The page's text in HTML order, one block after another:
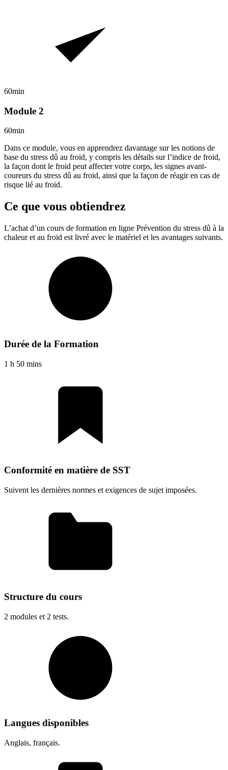
60min
Module 2
60min
Dans ce module, vous en apprendrez davantage sur les notions de
base du stress dû au froid, y compris les détails sur l’indice de froid,
la façon dont le froid peut affecter votre corps, les signes avant-
coureurs du stress dû au froid, ainsi que la façon de réagir en cas de
risque lié au froid.
Ce que vous obtiendrez
L’achat d’un cours de formation en ligne Prévention du stress dû à la
chaleur et au froid est livré avec le matériel et les avantages suivants.
Durée de la Formation
1 h 50 mins
Conformité en matière de SST
Suivent les dernières normes et exigences de sujet imposées.
Structure du cours
2 modules et 2 tests.
Langues disponibles
Anglais, français.